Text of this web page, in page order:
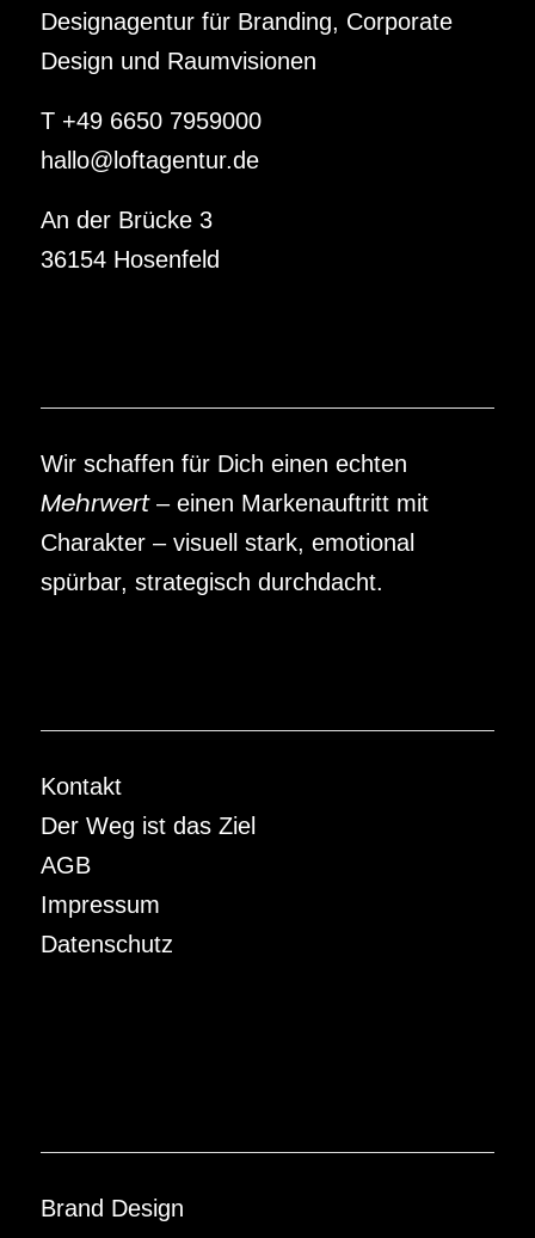
Designagentur für Branding, Corporate
Design und Raumvisionen
T +49 6650 7959000
hallo@loftagentur.de
An der Brücke 3
36154 Hosenfeld
Wir schaffen für Dich einen echten
Mehrwert– einen Markenauftritt mit
Charakter – visuell stark, emotional
spürbar, strategisch durchdacht.
Kontakt
Der Weg ist das Ziel
AGB
Impressum
Datenschutz
Brand Design